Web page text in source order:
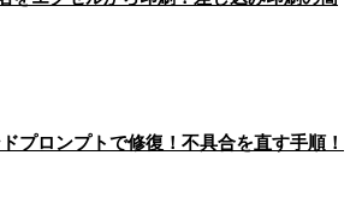
プロンプトで修復！不具合を直す手順！